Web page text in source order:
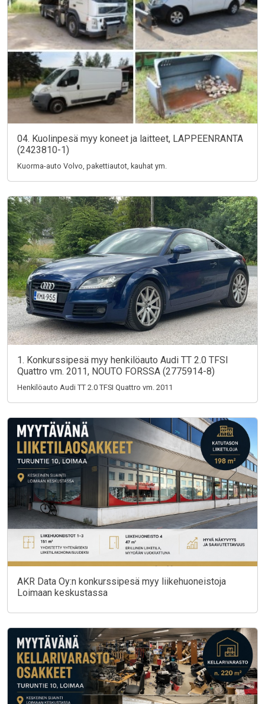
04. Kuolinpesä myy koneet ja laitteet, LAPPEENRANTA
(2423810-1)
Kuorma-auto Volvo, pakettiautot, kauhat ym.
1. Konkurssipesä myy henkilöauto Audi TT 2.0 TFSI
Quattro vm. 2011, NOUTO FORSSA (2775914-8)
Henkilöauto Audi TT 2.0 TFSI Quattro vm. 2011
AKR Data Oy:n konkurssipesä myy liikehuoneistoja
Loimaan keskustassa